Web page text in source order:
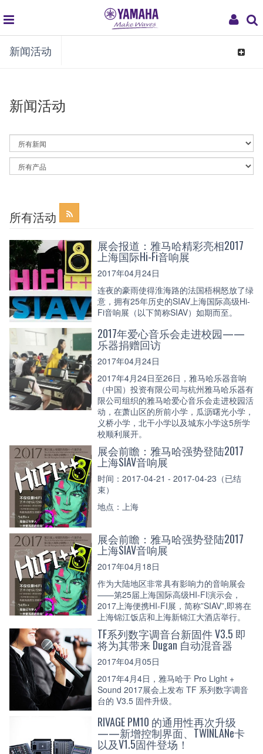
My
global
navigation
新闻活动
Toggle
新闻活动
By
News
Category
By
Article
所有活动
展会报道：雅马哈精彩亮相2017
上海国际Hi-Fi音响展
2017年04月24日
连夜的豪雨使得淮海路的法国梧桐怒放了绿
意，拥有25年历史的SIAV上海国际高级Hi-
Fi音响展（以下简称SIAV）如期而至。
2017年爱心音乐会走进校园——
乐器捐赠回访
2017年04月24日
2017年4月24日至26日，雅马哈乐器音响
（中国）投资有限公司与杭州雅马哈乐器有
限公司组织的雅马哈爱心音乐会走进校园活
动，在萧山区的所前小学，瓜沥曙光小学，
义桥小学，北干小学以及城东小学这5所学
校顺利展开。
展会前瞻：雅马哈强势登陆2017
上海SIAV音响展
时间：2017-04-21 - 2017-04-23（已结
束）
地点：上海
展会前瞻：雅马哈强势登陆2017
上海SIAV音响展
2017年04月18日
作为大陆地区非常具有影响力的音响展会
——第25届上海国际高级HI-FI演示会，
2017上海便携HI-FI展，简称”SIAV”,即将在
上海锦江饭店和上海新锦江大酒店举行。
TF系列数字调音台新固件 V3.5 即
将为其带来 Dugan 自动混音器
2017年04月05日
2017年4月4日，雅马哈于 Pro Light +
Sound 2017展会上发布 TF 系列数字调音
台的 V3.5 固件升级。
RIVAGE PM10 的通用性再次升级
——新增控制界面、TWINLANe卡
以及V1.5固件登场！